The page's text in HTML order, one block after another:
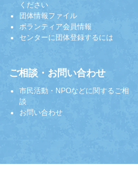
ください
団体情報ファイル
ボランティア会員情報
センターに団体登録するには
ご相談・お問い合わせ
市民活動・NPOなどに関するご相
談
お問い合わせ